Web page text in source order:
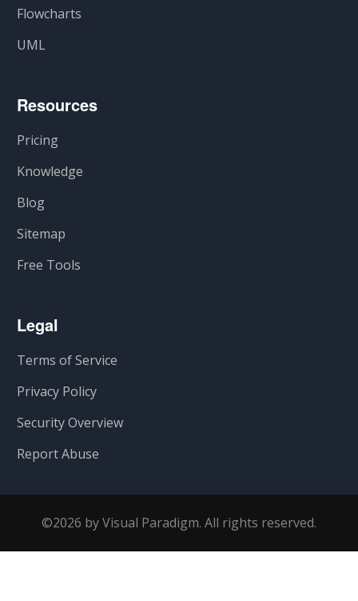
Flowcharts
UML
Resources
Pricing
Knowledge
Blog
Sitemap
Free Tools
Legal
Terms of Service
Privacy Policy
Security Overview
Report Abuse
©2026 by Visual Paradigm. All rights reserved.